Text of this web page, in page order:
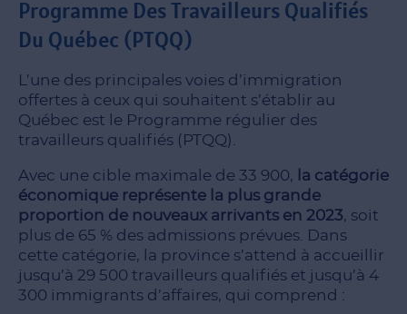
Programme Des Travailleurs Qualifiés
Du Québec (PTQQ)
L’une des principales voies d’immigration
offertes à ceux qui souhaitent s’établir au
Québec est le Programme régulier des
travailleurs qualifiés (PTQQ).
Avec une cible maximale de 33 900,
la catégorie
économique représente la plus grande
proportion de nouveaux arrivants en 2023, soit
plus de 65 % des admissions prévues. Dans
cette catégorie, la province s’attend à accueillir
jusqu’à 29 500 travailleurs qualifiés et jusqu’à 4
300 immigrants d’affaires, qui comprend :